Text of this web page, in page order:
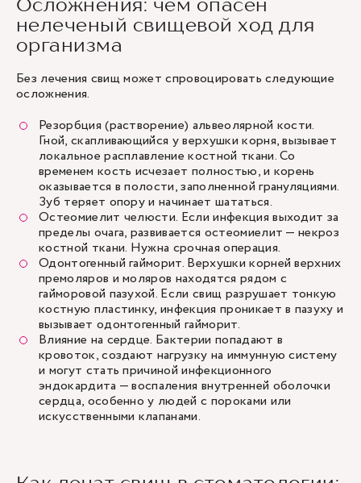
нелеченый свищевой ход для
организма
Без лечения свищ может спровоцировать следующие
осложнения.
Резорбция (растворение) альвеолярной кости.
Гной, скапливающийся у верхушки корня, вызывает
локальное расплавление костной ткани. Со
временем кость исчезает полностью, и корень
оказывается в полости, заполненной грануляциями.
Зуб теряет опору и начинает шататься.
Остеомиелит челюсти. Если инфекция выходит за
пределы очага, развивается остеомиелит — некроз
костной ткани. Нужна срочная операция.
Одонтогенный гайморит. Верхушки корней верхних
премоляров и моляров находятся рядом с
гайморовой пазухой. Если свищ разрушает тонкую
костную пластинку, инфекция проникает в пазуху и
вызывает одонтогенный гайморит.
Влияние на сердце. Бактерии попадают в
кровоток, создают нагрузку на иммунную систему
и могут стать причиной инфекционного
эндокардита — воспаления внутренней оболочки
сердца, особенно у людей с пороками или
искусственными клапанами.